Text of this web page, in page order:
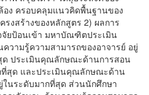
ง ครอบคลุมแนวคิดพื้นฐานของ
รงสร้างของหลักสูตร 2) ผลการ
ยป้อนเข้า มหาบัณฑิตประเมิน
ามรู้ความสามารถของอาจารย์ อยู่
ด ประเมินคุณลักษณะด้านการสอน
ที่สุด และประเมินคุณลักษณะด้าน
ในระดับมากที่สุด ส่วนนักศึกษา